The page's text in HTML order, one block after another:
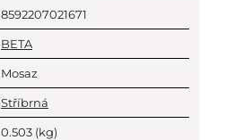
8592207021671
BETA
Mosaz
Stříbrná
0.503 (kg)